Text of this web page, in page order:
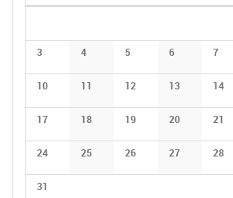
3 4 5 6 7
10 11 12 13 14
17 18 19 20 21
24 25 26 27 28
31